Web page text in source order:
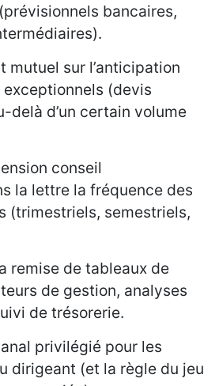
bancaires,
mutuel sur l’anticipation
(devis
delà d’un certain volume
conseil
la lettre la fréquence des
(trimestriels, semestriels,
remise de tableaux de
de gestion, analyses
de trésorerie.
privilégié pour les
dirigeant (et la règle du jeu